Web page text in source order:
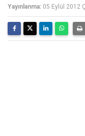
Yayınlanma: 05 Eylül 2012